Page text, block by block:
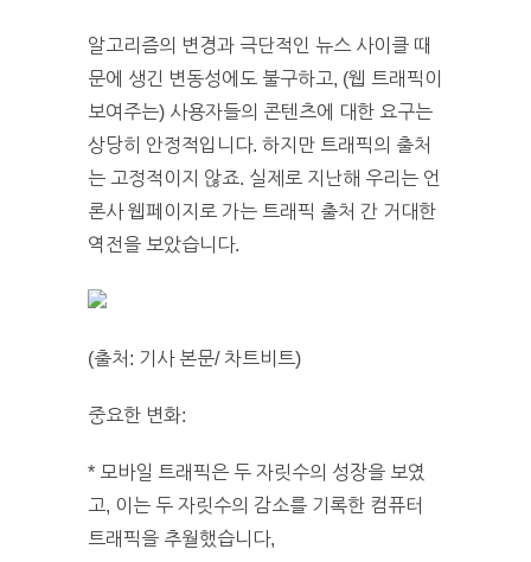
알고리즘의 변경과 극단적인 뉴스 사이클 때
문에 생긴 변동성에도 불구하고, (웹 트래픽이
보여주는) 사용자들의 콘텐츠에 대한 요구는
상당히 안정적입니다. 하지만 트래픽의 출처
는 고정적이지 않죠. 실제로 지난해 우리는 언
론사 웹페이지로 가는 트래픽 출처 간 거대한
역전을 보았습니다.
(출처: 기사 본문/ 차트비트)
중요한 변화:
* 모바일 트래픽은 두 자릿수의 성장을 보였
고, 이는 두 자릿수의 감소를 기록한 컴퓨터
트래픽을 추월했습니다,